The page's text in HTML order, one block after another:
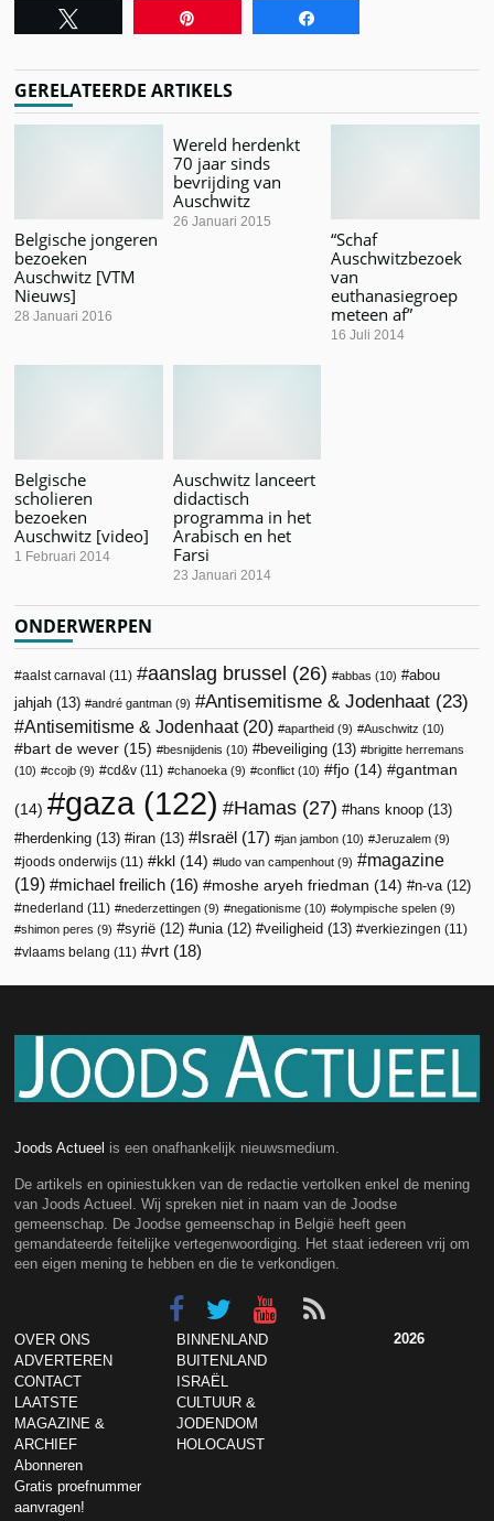
GERELATEERDE ARTIKELS
Belgische jongeren
bezoeken
Auschwitz [VTM
Nieuws]
28 Januari 2016
Wereld herdenkt
70 jaar sinds
bevrijding van
Auschwitz
26 Januari 2015
“Schaf
Auschwitzbezoek
van
euthanasiegroep
meteen af”
16 Juli 2014
Belgische
scholieren
bezoeken
Auschwitz [video]
1 Februari 2014
Auschwitz lanceert
didactisch
programma in het
Arabisch en het
Farsi
23 Januari 2014
ONDERWERPEN
aalst carnaval (11) aanslag brussel (26) abbas (10)
abou
jahjah (13) andré gantman (9) Antisemitisme & Jodenhaat (23)
Antisemitisme & Jodenhaat(20) apartheid (9) Auschwitz (10)
bart de wever (15) besnijdenis (10) beveiliging (13)
brigitte herremans
(10)
ccojb (9) cd&v (11) chanoeka (9) conflict (10) fjo (14) gantman
(14) gaza(122) Hamas (27) hans knoop (13)
herdenking (13) iran (13) Israël (17) jan jambon (10) Jeruzalem (9)
joods onderwijs (11) kkl (14) ludo van campenhout (9)
magazine
(19)
michael freilich (16) moshe aryeh friedman (14) n-va(12)
nederland (11) nederzettingen (9) negationisme (10) olympische spelen (9)
shimon peres (9) syrië (12) unia(12) veiligheid (13) verkiezingen (11)
vlaams belang (11) vrt (18)
Joods Actueel is een onafhankelijk nieuwsmedium.
De artikels en opiniestukken van de redactie vertolken enkel de mening
van Joods Actueel. Wij spreken niet in naam van de Joodse
gemeenschap. De Joodse gemeenschap in België heeft geen
gemandateerde feitelijke vertegenwoordiging. Het staat iedereen vrij om
een eigen mening te hebben en die te verkondigen.
OVER ONS
ADVERTEREN
CONTACT
LAATSTE
MAGAZINE &
ARCHIEF
Abonneren
Gratis proefnummer
aanvragen!
BINNENLAND
BUITENLAND
ISRAËL
CULTUUR &
JODENDOM
HOLOCAUST
2026